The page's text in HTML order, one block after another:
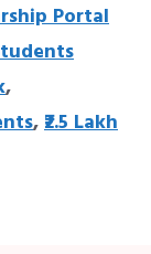
Portal
,
,₹2.5 Lakh